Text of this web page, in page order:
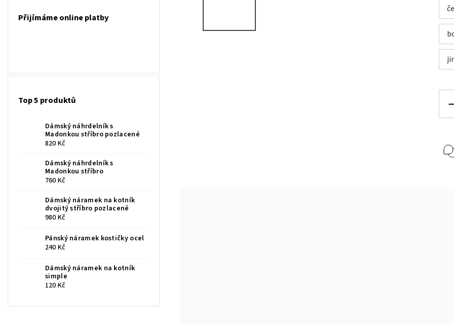
Přijímáme online platby
Top 5 produktů
Dámský náhrdelník s
Madonkou stříbro pozlacené
820 Kč
Dámský náhrdelník s
Madonkou stříbro
760 Kč
Dámský náramek na kotník
dvojitý stříbro pozlacené
980 Kč
Pánský náramek kostičky ocel
240 Kč
Dámský náramek na kotník
simple
120 Kč